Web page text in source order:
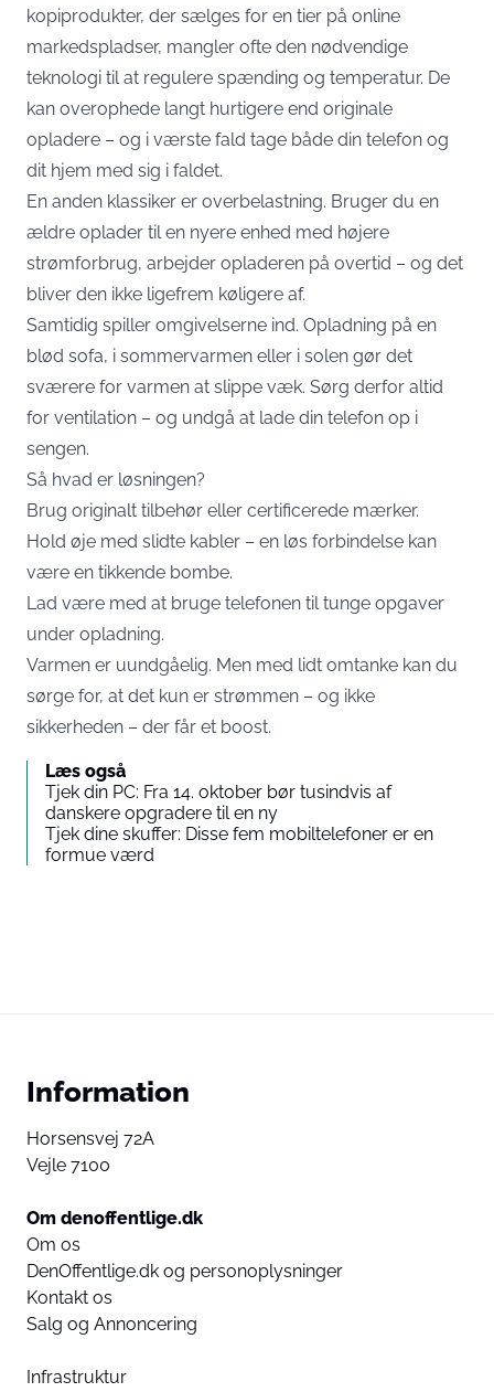
kopiprodukter, der sælges for en tier på online
markedspladser, mangler ofte den nødvendige
teknologi til at regulere spænding og temperatur. De
kan overophede langt hurtigere end originale
opladere – og i værste fald tage både din telefon og
dit hjem med sig i faldet.
En anden klassiker er overbelastning. Bruger du en
ældre oplader til en nyere enhed med højere
strømforbrug, arbejder opladeren på overtid – og det
bliver den ikke ligefrem køligere af.
Samtidig spiller omgivelserne ind. Opladning på en
blød sofa, i sommervarmen eller i solen gør det
sværere for varmen at slippe væk. Sørg derfor altid
for ventilation – og undgå at lade din telefon op i
sengen.
Så hvad er løsningen?
Brug originalt tilbehør eller certificerede mærker.
Hold øje med slidte kabler – en løs forbindelse kan
være en tikkende bombe.
Lad være med at bruge telefonen til tunge opgaver
under opladning.
Varmen er uundgåelig. Men med lidt omtanke kan du
sørge for, at det kun er strømmen – og ikke
sikkerheden – der får et boost.
Læs også
Tjek din PC: Fra 14. oktober bør tusindvis af
danskere opgradere til en ny
Tjek dine skuffer: Disse fem mobiltelefoner er en
formue værd
Information
Horsensvej 72A
Vejle 7100
Om denoffentlige.dk
Om os
DenOffentlige.dk og personoplysninger
Kontakt os
Salg og Annoncering
Infrastruktur